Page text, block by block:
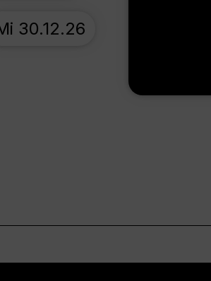
30.12.26